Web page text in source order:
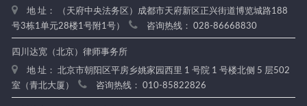
地 址： （天府中央法务区）成都市天府新区正兴街道博览城路188
号3栋1单元28楼1号附1号）
咨询热线： 028-86668830
四川达宽（北京）律师事务所
地 址： 北京市朝阳区平房乡姚家园西里 1 号院 1 号楼北侧 5 层502
室（青北大厦）
咨询热线： 010-85822826